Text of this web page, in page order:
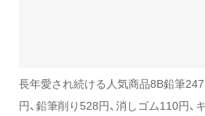
長年愛され続ける人気商品8B鉛筆
円、鉛筆削り528円、消しゴム110円